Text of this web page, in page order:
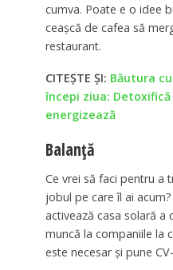
cumva. Poate e o idee
ceașcă de cafea să
restaurant.
CITEȘTE ȘI: Băutura cu
începi ziua:
energizează
Balanță
Ce vrei să faci pentru a
jobul pe care îl ai
activează casa solară a
muncă la companiile la
este necesar și pune